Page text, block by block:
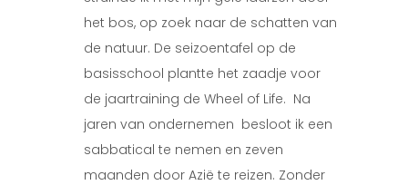
het bos, op zoek naar de schatten van
de natuur. De seizoentafel op de
basisschool plantte het zaadje voor
de jaartraining de Wheel of Life. Na
jaren van ondernemen besloot ik een
sabbatical te nemen en zeven
maanden door Azië te reizen. Zonder